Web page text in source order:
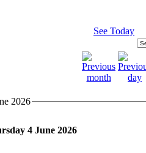
See Today
2026
4 June 2026